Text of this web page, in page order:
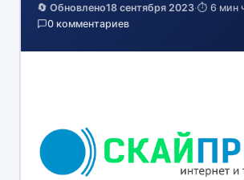
🔄 Обновлено18 сентября 2023·⏱️ 6 мин
0 комментариев